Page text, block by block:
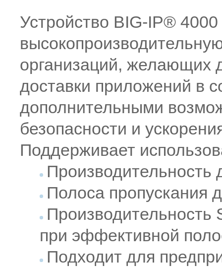
Устройство BIG-IP®
организаций, желающих
доставки приложений в
дополнительными
безопасности и
Поддерживает
Производительность
Полоса пропускания
Производительность
при эффективной
Подходит для